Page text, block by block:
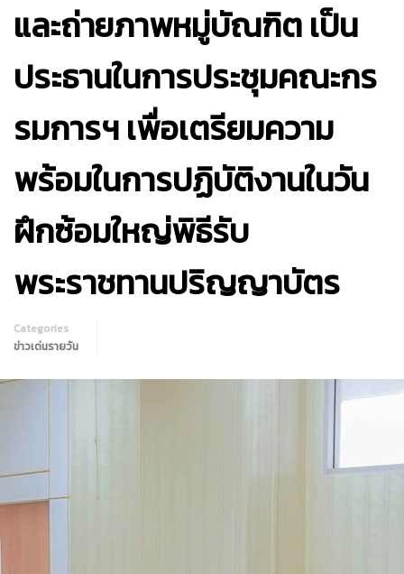
และถ่ายภาพหมู่บัณฑิต เป็น
ประธานในการประชุมคณะกร
รมการฯ เพื่อเตรียมความ
พร้อมในการปฏิบัติงานในวัน
ฝึกซ้อมใหญ่พิธีรับ
พระราชทานปริญญาบัตร
Categories
ข่าวเด่นรายวัน